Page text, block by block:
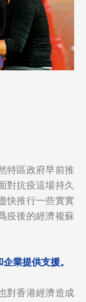
特區政府早前推
對抗疫這場持久
快推行一些實實
疫後的經濟複蘇
業提供支援。
對香港經濟造成